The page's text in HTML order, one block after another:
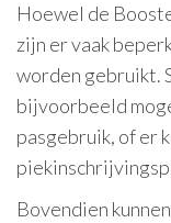
Hoewel de
zijn er vaak
worden gebruikt.
bijvoorbeeld
pasgebruik, of er
Bovendien